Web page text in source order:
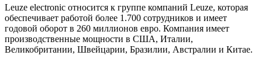
Leuze electronic относится к группе компаний Leuze, которая
обеспечивает работой более 1.700 сотрудников и имеет
годовой оборот в 260 миллионов евро. Компания имеет
производственные мощности в США, Италии,
Великобритании, Швейцарии, Бразилии, Австралии и Китае.